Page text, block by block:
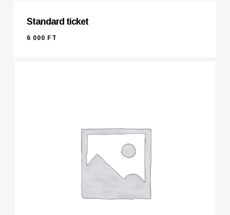
Standard ticket
6 000 FT